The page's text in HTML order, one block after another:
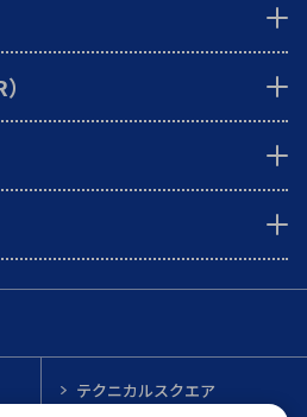
テクニカルスクエア